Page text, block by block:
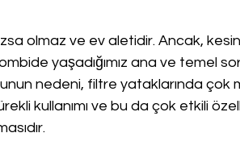
olmaz ve ev aletidir. Ancak,
yaşadığımız ana ve temel
Bunun nedeni, filtre yataklarında
kullanımı ve bu da çok etkili